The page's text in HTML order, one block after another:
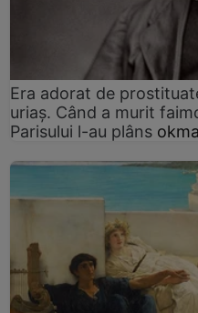
Era adorat de
uriaș. Când a murit
Parisului l-au plâns